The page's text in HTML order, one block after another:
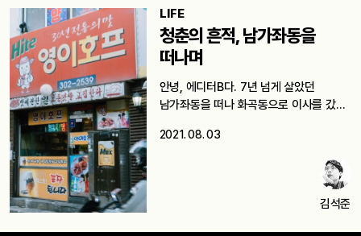
LIFE
청춘의 흔적, 남가좌동을
떠나며
안녕, 에디터B다. 7년 넘게 살았던
남가좌동을 떠나 화곡동으로 이사를 갔다.
2021. 08. 03
김석준